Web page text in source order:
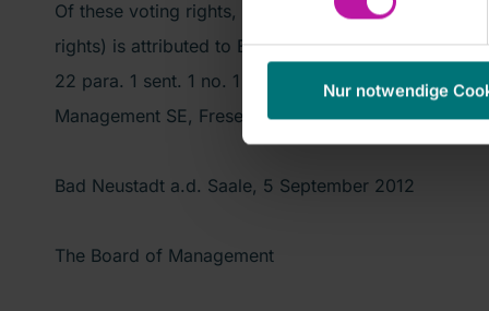
Nur notwendige
Of these voting rights, a proportion of 5.0000007%
rights) is attributed to Else Kröner-Fresenius-
22 para. 1 sent. 1 no. 1 WpHG (names of controlled
Management SE, Fresenius SE & Co. KGaA).
Bad Neustadt a.d. Saale, 5 September 2012
The Board of Management